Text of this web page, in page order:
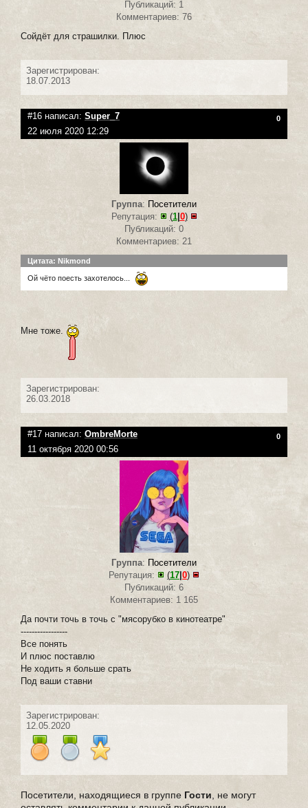
Публикаций: 1
Комментариев: 76
Сойдёт для страшилки. Плюс
Зарегистрирован:
18.07.2013
#16 написал: Super_7 0
22 июля 2020 12:29
Группа: Посетители
Репутация:
(1| 0)
Публикаций: 0
Комментариев: 21
Цитата: Nikmond
Ой чёто поесть захотелось...
Мне тоже.
Зарегистрирован:
26.03.2018
#17 написал: OmbreMorte 0
11 октября 2020 00:56
Группа: Посетители
Репутация:
(17 0)
Публикаций: 6
Комментариев: 1 165
Да почти точь в точь с "мясорубко в кинотеатре"
-----------------
Все понять
И плюс поставлю
Не ходить я больше срать
Под ваши ставни
Зарегистрирован:
12.05.2020
Посетители, находящиеся в группе Гости , не могут